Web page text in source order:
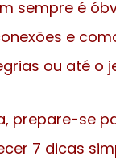
sempre é
e
ou até o
prepare-se
7 dicas